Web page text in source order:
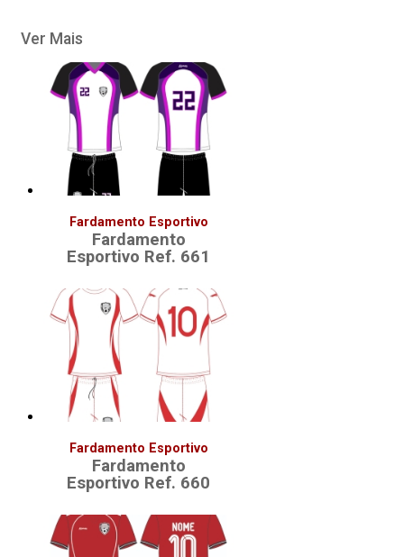
Ver Mais
Fardamento Esportivo
Fardamento
Esportivo Ref. 661
Fardamento Esportivo
Fardamento
Esportivo Ref. 660